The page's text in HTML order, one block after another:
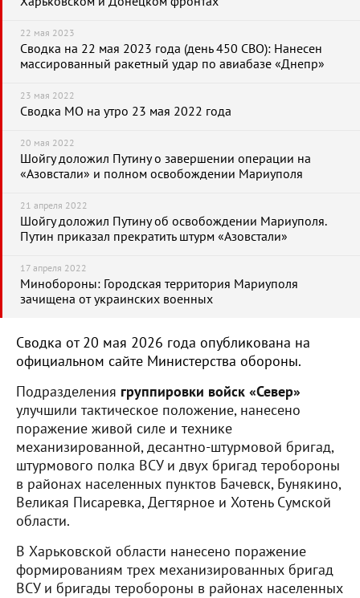
22 мая 2023
Сводка на 22 мая 2023 года (день 450 СВО): Нанесен
массированный ракетный удар по авиабазе «Днепр»
23 мая 2022
Сводка МО на утро 23 мая 2022 года
20 мая 2022
Шойгу доложил Путину о завершении операции на
«Азовстали» и полном освобождении Мариуполя
21 апреля 2022
Шойгу доложил Путину об освобождении Мариуполя.
Путин приказал прекратить штурм «Азовстали»
17 апреля 2022
Минобороны: Городская территория Мариуполя
зачищена от украинских военных
Сводка от 20 мая 2026 года опубликована на
официальном сайте Министерства обороны.
Подразделения группировки войск «Север»
улучшили тактическое положение, нанесено
поражение живой силе и технике
механизированной, десантно-штурмовой бригад,
штурмового полка ВСУ и двух бригад теробороны
в районах населенных пунктов Бачевск, Бунякино,
Великая Писаревка, Дегтярное и Хотень Сумской
области.
В Харьковской области нанесено поражение
формированиям трех механизированных бригад
ВСУ и бригады теробороны в районах населенных